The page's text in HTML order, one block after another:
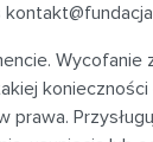
Wycofanie